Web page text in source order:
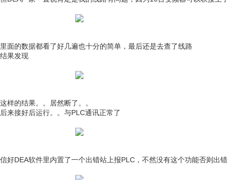
里面的数据都看了好几遍也十分的简单，最后还是去查了线路
结果发现
这样的结果。。居然断了。。
后来接好后运行。。与PLC通讯正常了
信好DEA软件里内置了一个出错站上报PLC，不然没有这个功能否则出